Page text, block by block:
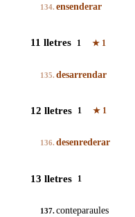
134. ensenderar
11 lletres 1 ★ 1
135. desarrendar
12 lletres 1 ★ 1
136. desenrederar
13 lletres 1
137.conteparaules